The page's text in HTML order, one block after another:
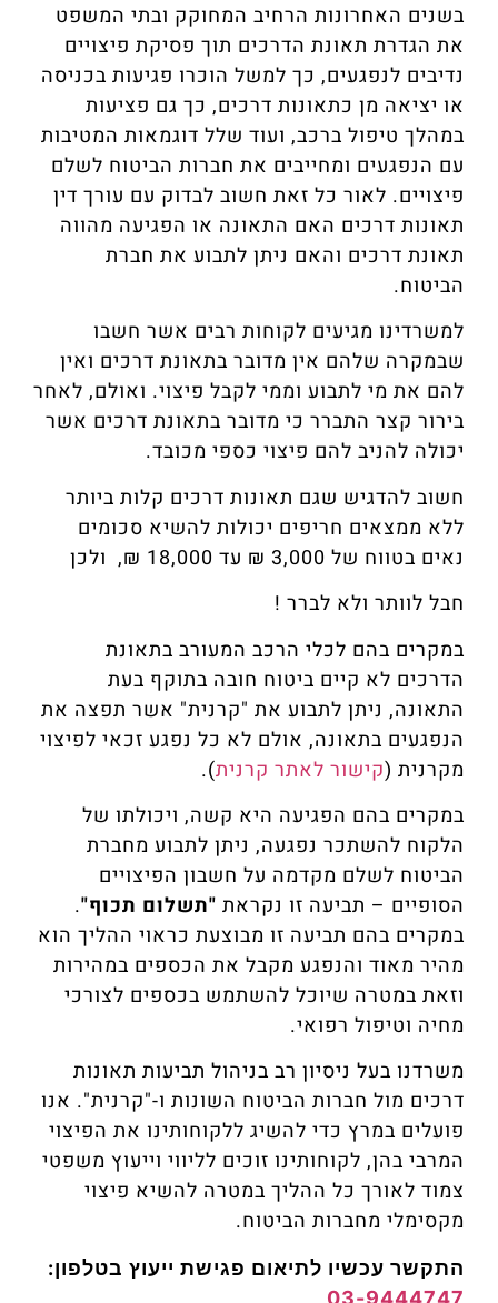
בשנים האחרונות הרחיב המחוקק ובתי המשפט
את הגדרת תאונת הדרכים תוך פסיקת פיצויים
נדיבים לנפגעים, כך למשל הוכרו פגיעות בכניסה
או יציאה מן כתאונות דרכים, כך גם פציעות
במהלך טיפול ברכב, ועוד שלל דוגמאות המטיבות
עם הנפגעים ומחייבים את חברות הביטוח לשלם
פיצויים. לאור כל זאת חשוב לבדוק עם עורך דין
תאונות דרכים האם התאונה או הפגיעה מהווה
תאונת דרכים והאם ניתן לתבוע את חברת
הביטוח.
למשרדינו מגיעים לקוחות רבים אשר חשבו
שבמקרה שלהם אין מדובר בתאונת דרכים ואין
להם את מי לתבוע וממי לקבל פיצוי. ואולם, לאחר
בירור קצר התברר כי מדובר בתאונת דרכים אשר
יכולה להניב להם פיצוי כספי מכובד.
חשוב להדגיש שגם תאונות דרכים קלות ביותר
ללא ממצאים חריפים יכולות להשיא סכומים
נאים בטווח של 3,000 ₪ עד 18,000 ₪, ולכן
חבל לוותר ולא לברר !
במקרים בהם לכלי הרכב המעורב בתאונת
הדרכים לא קיים ביטוח חובה בתוקף בעת
התאונה, ניתן לתבוע את "קרנית" אשר תפצה את
הנפגעים בתאונה, אולם לא כל נפגע זכאי לפיצוי
מקרנית (קישור לאתר קרנית).
במקרים בהם הפגיעה היא קשה, ויכולתו של
הלקוח להשתכר נפגעה, ניתן לתבוע מחברת
הביטוח לשלם מקדמה על חשבון הפיצויים
הסופיים – תביעה זו נקראת "תשלום תכוף".
במקרים בהם תביעה זו מבוצעת כראוי ההליך הוא
מהיר מאוד והנפגע מקבל את הכספים במהירות
וזאת במטרה שיוכל להשתמש בכספים לצורכי
מחיה וטיפול רפואי.
משרדנו בעל ניסיון רב בניהול תביעות תאונות
דרכים מול חברות הביטוח השונות ו-"קרנית". אנו
פועלים במרץ כדי להשיג ללקוחותינו את הפיצוי
המרבי בהן, לקוחותינו זוכים לליווי וייעוץ משפטי
צמוד לאורך כל ההליך במטרה להשיא פיצוי
מקסימלי מחברות הביטוח.
התקשר עכשיו לתיאום פגישת ייעוץ בטלפון:
03-9444747